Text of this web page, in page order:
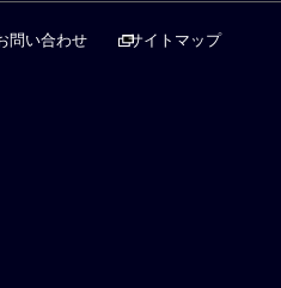
問い合わせ サイトマップ